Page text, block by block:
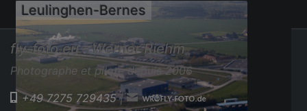
Leulinghen-Bernes
fly-foto.eu - Werner Riehm
Photographe et pilote depuis 2006
+49 7275 729435|